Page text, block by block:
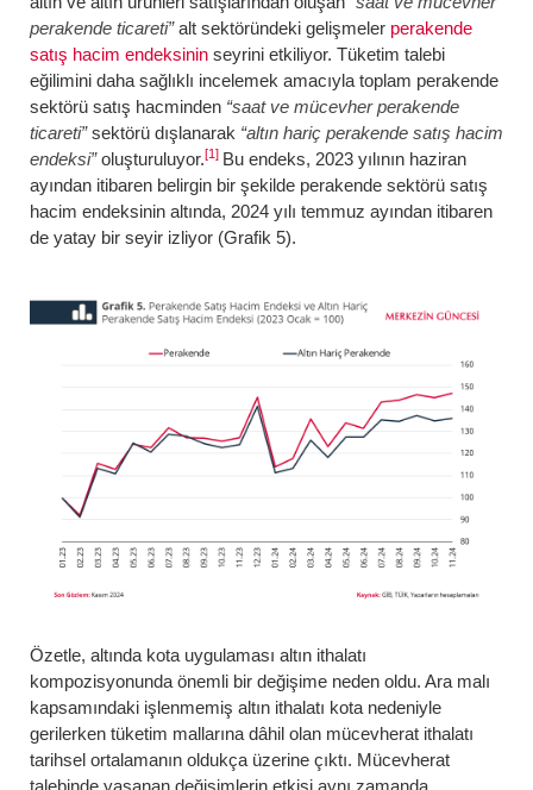
perakende ticareti”alt sektöründeki gelişmeler perakende
satış hacim endeksinin seyrini etkiliyor. Tüketim talebi
eğilimini daha sağlıklı incelemek amacıyla toplam perakende
sektörü satış hacminden “saat ve mücevher perakende
ticareti”sektörü dışlanarak “altın hariç perakende satış hacim
endeksi”oluşturuluyor.[1] Bu endeks, 2023 yılının haziran
ayından itibaren belirgin bir şekilde perakende sektörü satış
hacim endeksinin altında, 2024 yılı temmuz ayından itibaren
de yatay bir seyir izliyor (Grafik 5).
Özetle, altında kota uygulaması altın ithalatı
kompozisyonunda önemli bir değişime neden oldu. Ara malı
kapsamındaki işlenmemiş altın ithalatı kota nedeniyle
gerilerken tüketim mallarına dâhil olan mücevherat ithalatı
tarihsel ortalamanın oldukça üzerine çıktı. Mücevherat
talebinde yaşanan değişimlerin etkisi aynı zamanda